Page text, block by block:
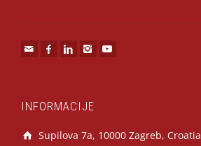
INFORMACIJE
Supilova 7a, 10000 Zagreb, Croatia